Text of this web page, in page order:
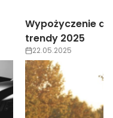
na wesele –